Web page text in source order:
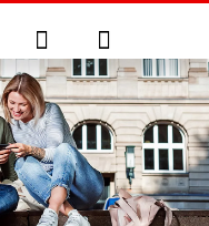
Suche Anmelden